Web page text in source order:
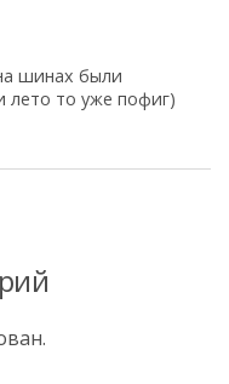
шинах были
лето то уже пофиг)